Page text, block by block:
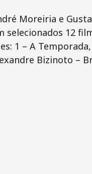
Moreiria e
selecionados 12
1 – A
Bizinoto –